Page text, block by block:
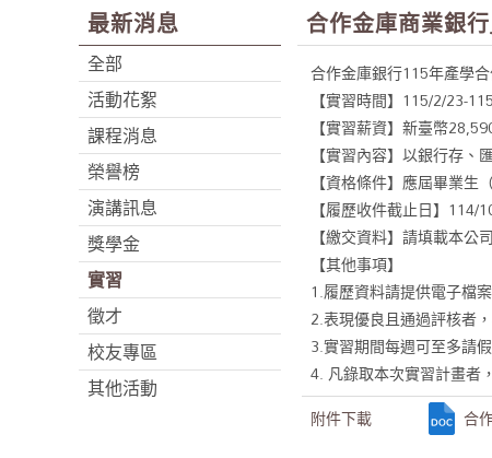
最新消息
全部
活動花絮
課程消息
榮譽榜
演講訊息
獎學金
實習
徵才
校友專區
其他活動
合作金庫商業銀
合作金庫銀行115年產學
【實習時間】115/2/23-
【實習薪資】新臺幣
【實習內容】以銀行存、
【資格條件】應屆畢業生
【履歷收件截止日】
【繳交資料】請填載本
【其他事項】
1.履歷資料請提供電子檔
2.表現優良且通過評核者
3.實習期間每週可至多請
4. 凡錄取本次實習計畫者
附件下載
合